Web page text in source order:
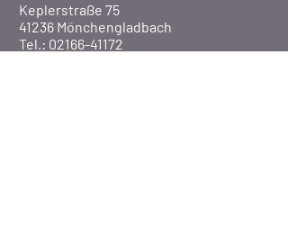
Keplerstraße 75
41236 Mönchengladbach
Tel.: 02166-41172